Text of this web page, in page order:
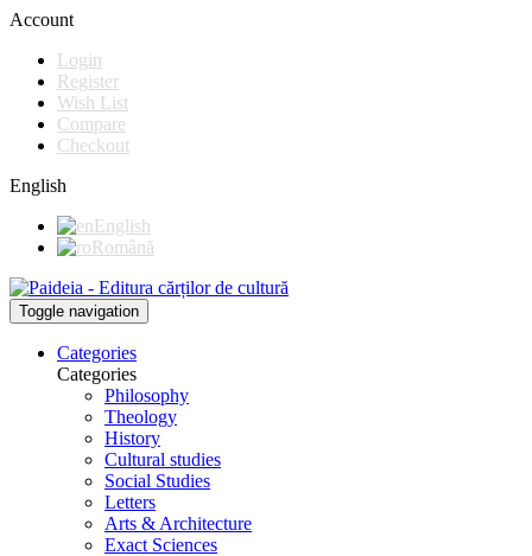
Account
Login
Register
Wish List
Compare
Checkout
English
English
Română
Toggle navigation
Categories
Categories
Philosophy
Theology
History
Cultural studies
Social Studies
Letters
Arts & Architecture
Exact Sciences